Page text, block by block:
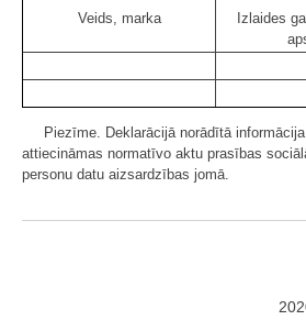
Veids, marka
Izlaides
Piezīme. Deklarācijā norādītā
attiecināmas normatīvo aktu prasības
personu datu aizsardzības jomā.